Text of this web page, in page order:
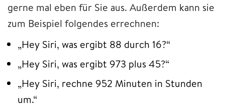
gerne mal eben für Sie aus. Außerdem kann sie
zum Beispiel folgendes errechnen:
„Hey Siri, was ergibt 88 durch 16?“
„Hey Siri, was ergibt 973 plus 45?“
„Hey Siri, rechne 952 Minuten in Stunden
um.“